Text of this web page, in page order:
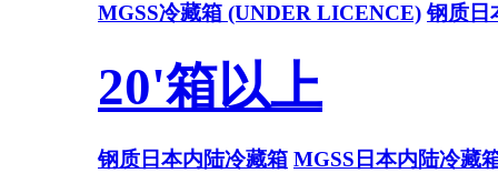
MGSS冷藏箱 (UNDER LICENCE) 钢质日
20'箱以上
钢质日本内陆冷藏箱 MGSS日本内陆冷藏